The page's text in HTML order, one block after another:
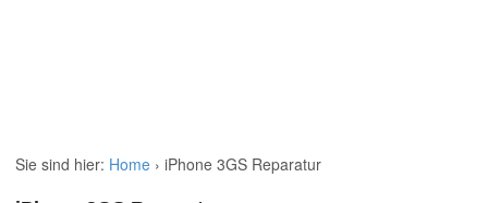
Sie sind hier: Home › iPhone 3GS Reparatur